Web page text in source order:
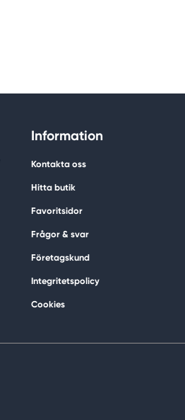
Information
Kontakta oss
Hitta butik
Favoritsidor
Frågor & svar
Företagskund
Integritetspolicy
Cookies